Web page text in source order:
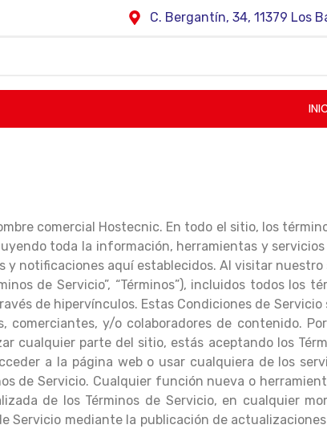
C. Bergantín, 34, 11379 Los
comercial Hostecnic. En todo el sitio, los
toda la información, herramientas y
notificaciones aquí establecidos. Al visitar
de Servicio”, “Términos”), incluidos todos los
de hipervínculos. Estas Condiciones de
comerciantes, y/o colaboradores de contenido.
cualquier parte del sitio, estás aceptando los
a la página web o usar cualquiera de los
de Servicio. Cualquier función nueva o
de los Términos de Servicio, en cualquier
Servicio mediante la publicación de